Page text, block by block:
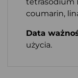
coumarin,
Data
użycia.